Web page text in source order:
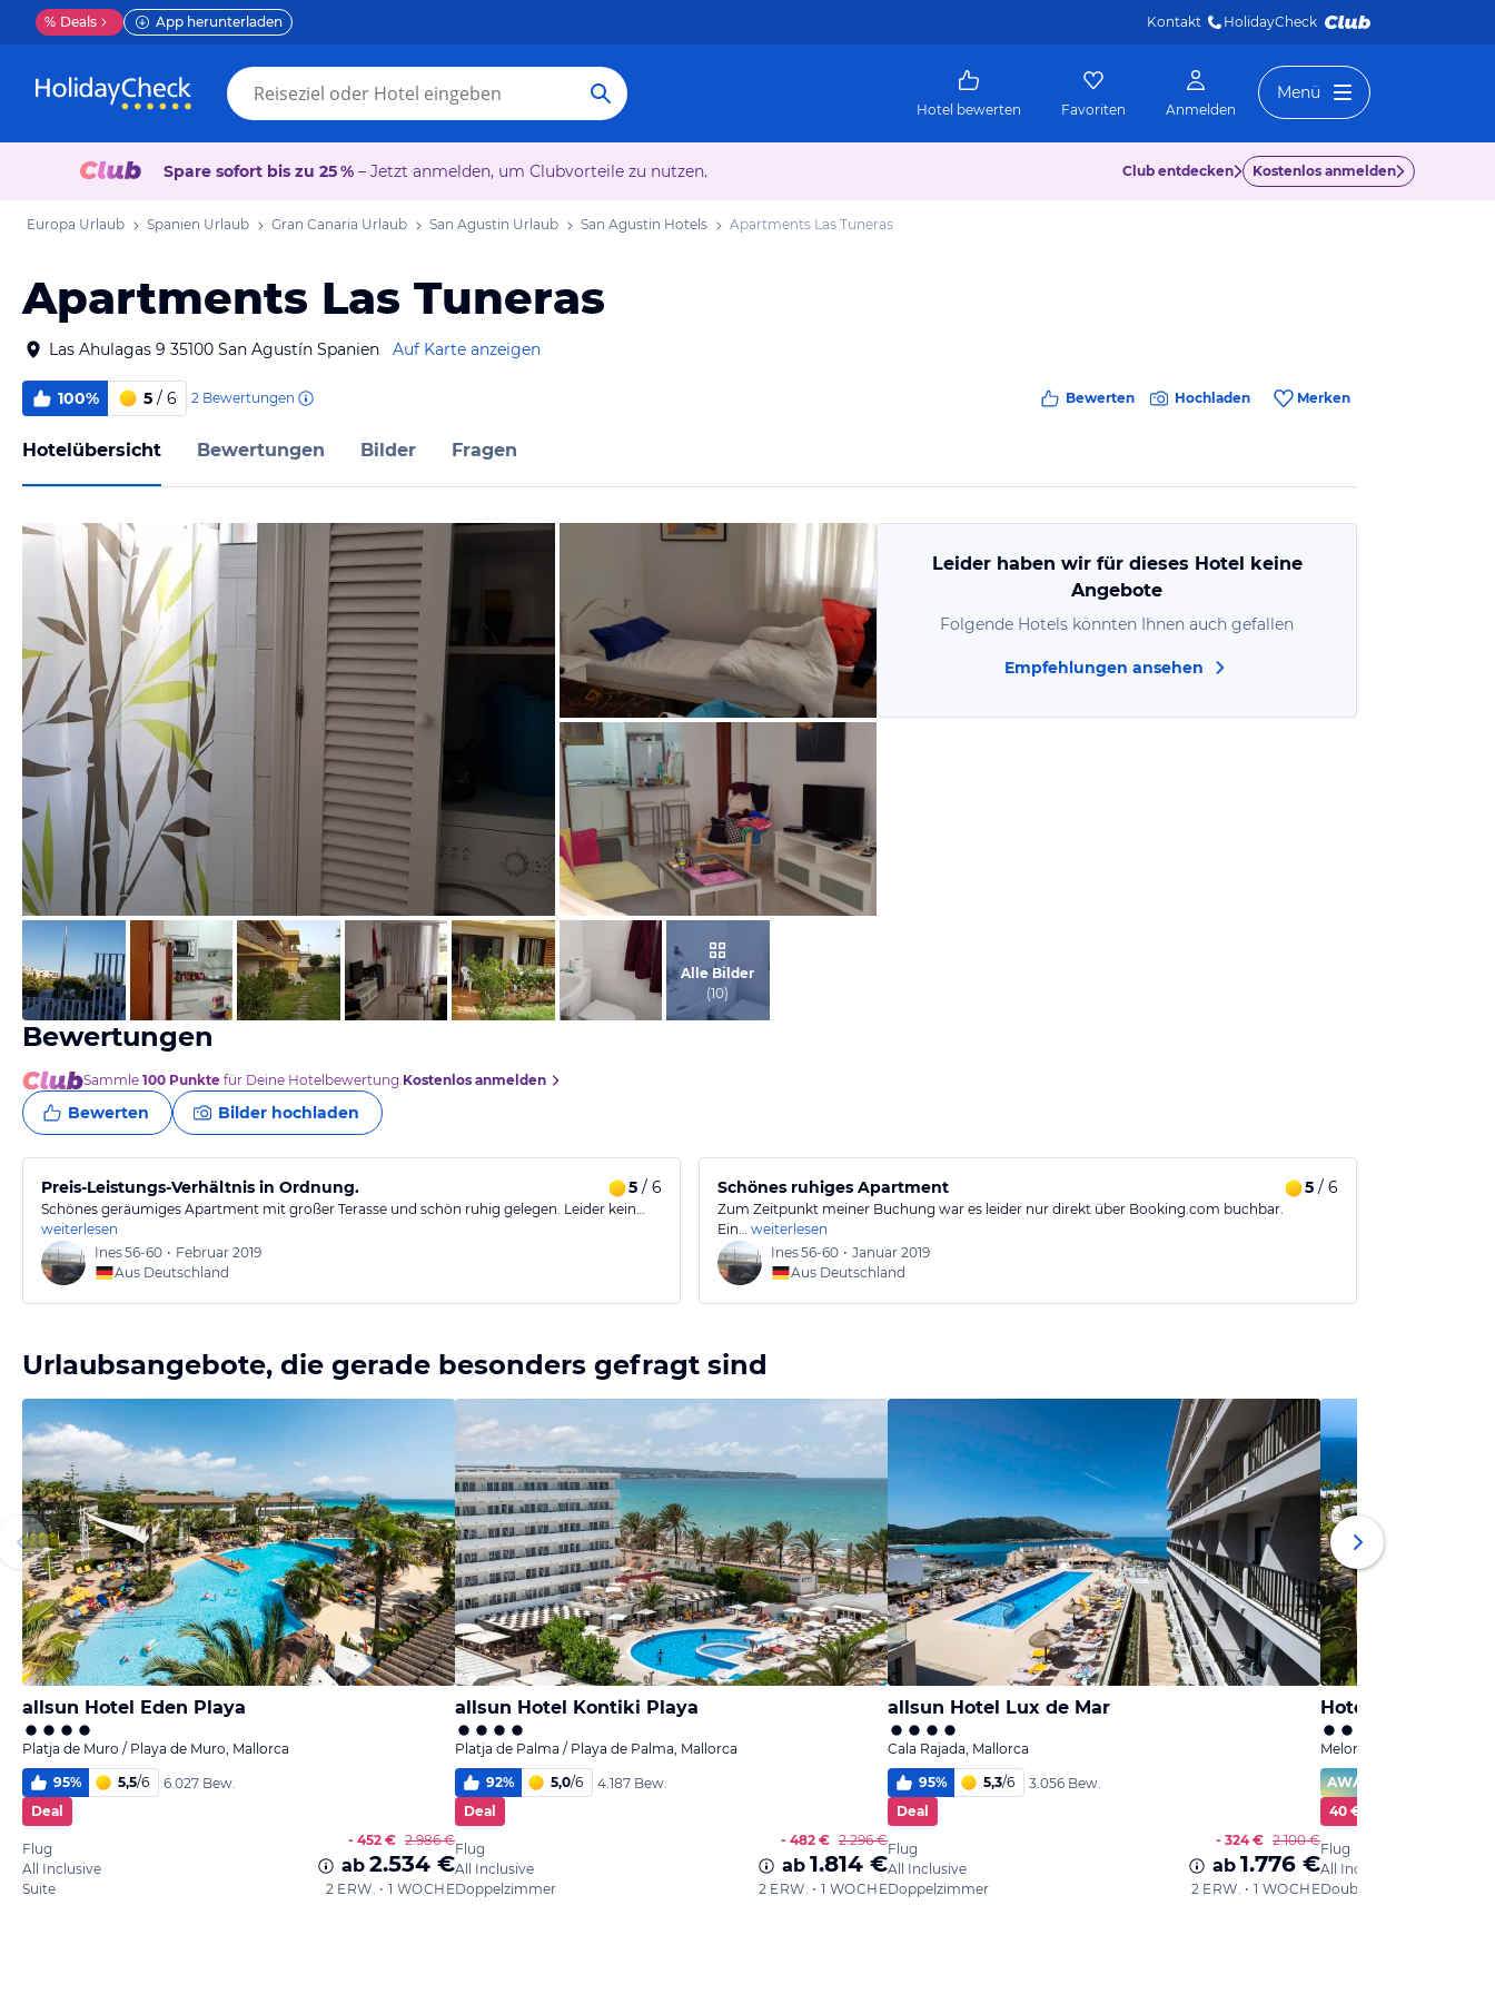
% Deals App herunterladen Kontakt HolidayCheck
Hotel bewerten Favoriten Anmelden
Menü
Spare sofort bis zu 25 % – Jetzt anmelden, um Clubvorteile zu nutzen. Club entdecken Kostenlos anmelden
Europa Urlaub Spanien Urlaub Gran Canaria Urlaub San Agustin Urlaub San Agustin Hotels Apartments Las Tuneras
Apartments Las Tuneras
Las Ahulagas 9 35100 San Agustín Spanien Auf Karte anzeigen
100% 5 / 6 2 Bewertungen Bewerten Hochladen Merken
Hotelübersicht Bewertungen Bilder Fragen
von Ines, Februar 2019
von Ines, Februar 2019
von Ines, Februar 2019
Alle Bilder
(10)
Leider haben wir für dieses Hotel keine
Angebote
Folgende Hotels könnten Ihnen auch gefallen
Empfehlungen ansehen
Bewertungen
Sammle 100 Punkte für Deine Hotelbewertung.Kostenlos anmelden
Bewerten Bilder hochladen
Preis-Leistungs-Verhältnis in Ordnung. 5 / 6
Schönes geräumiges Apartment mit großer Terasse und schön ruhig gelegen. Leider kein…
weiterlesen
Ines56-60 • Februar 2019
Aus Deutschland
Schönes ruhiges Apartment 5 / 6
Zum Zeitpunkt meiner Buchung war es leider nur direkt über Booking.com buchbar.
Ein… weiterlesen
Ines56-60 • Januar 2019
Aus Deutschland
Urlaubsangebote, die gerade besonders gefragt sind
allsun Hotel Eden Playa
Platja de Muro / Playa de Muro, Mallorca
95% 5,5/6
6.027 Bew.
Deal
Flug
All Inclusive
Suite
- 452 € 2.986 €
ab 2.534 €
2 ERW. • 1 WOCHE
allsun Hotel Kontiki Playa
Platja de Palma / Playa de Palma, Mallorca
92% 5,0/6
4.187 Bew.
Deal
Flug
All Inclusive
Doppelzimmer
- 482 € 2.296 €
ab 1.814 €
2 ERW. • 1 WOCHE
allsun Hotel Lux de Mar
Cala Rajada, Mallorca
95% 5,3/6
3.056 Bew.
Deal
Flug
All Inclusive
Doppelzimmer
- 324 € 2.100 €
ab 1.776 €
2 ERW. • 1 WOCHE
Hotel Riu Gran
Meloneras, Gran Canaria
AWARD
40 € Cashback
Flug
All Inclusive
Double Standard